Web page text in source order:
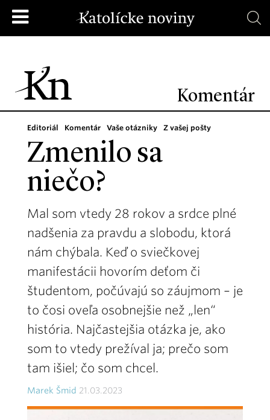
Komentár
Editoriál Komentár Vaše otázniky Z vašej pošty
Zmenilo sa
niečo?
Mal som vtedy 28 rokov a srdce plné
nadšenia za pravdu a slobodu, ktorá
nám chýbala. Keď o sviečkovej
manifestácii hovorím deťom či
študentom, počúvajú so záujmom – je
to čosi oveľa osobnejšie než „len“
história. Najčastejšia otázka je, ako
som to vtedy prežíval ja; prečo som
tam išiel; čo som chcel.
Marek Šmid 21.03.2023